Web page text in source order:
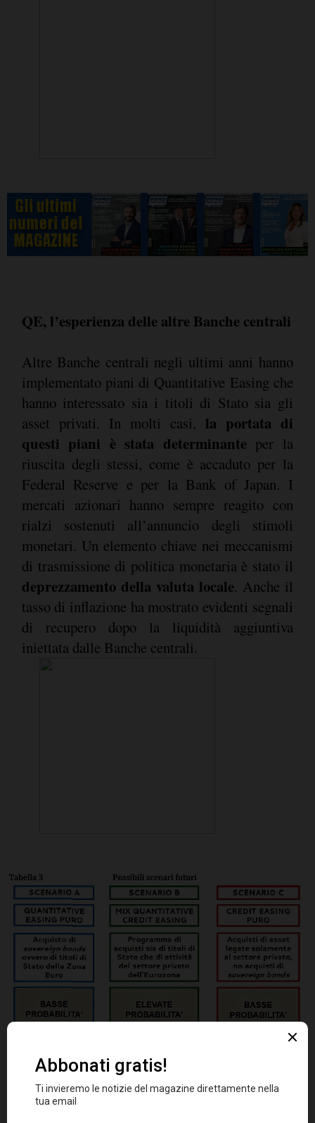
QE, l’esperienza delle altre Banche centrali
Altre Banche centrali negli ultimi anni hanno
implementato piani di Quantitative Easing che
hanno interessato sia i titoli di Stato sia gli
asset privati. In molti casi, la portata di
questi piani è stata determinante per la
riuscita degli stessi, come è accaduto per la
Federal Reserve e per la Bank of Japan. I
mercati azionari hanno sempre reagito con
rialzi sostenuti all’annuncio degli stimoli
monetari. Un elemento chiave nei meccanismi
di trasmissione di politica monetaria è stato il
deprezzamento della valuta locale. Anche il
tasso di inflazione ha mostrato evidenti segnali
di recupero dopo la liquidità aggiuntiva
iniettata dalle Banche centrali.
Molte manovre hanno scongiurato negli ultimi